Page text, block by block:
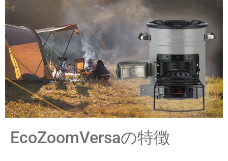
EcoZoomVersaの特徴